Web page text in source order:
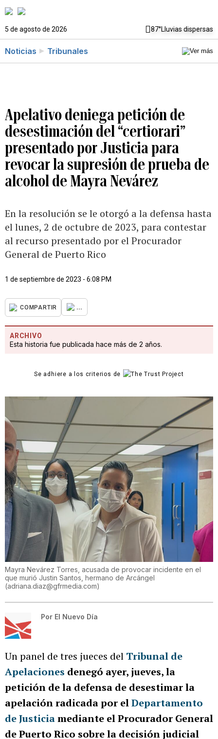
5 de agosto de 2026 87°Lluvias dispersas
Noticias Tribunales
Apelativo deniega petición de
desestimación del “certiorari”
presentado por Justicia para
revocar la supresión de prueba de
alcohol de Mayra Nevárez
En la resolución se le otorgó a la defensa hasta
el lunes, 2 de octubre de 2023, para contestar
al recurso presentado por el Procurador
General de Puerto Rico
1 de septiembre de 2023 - 6:08 PM
COMPARTIR ...
ARCHIVO
Esta historia fue publicada hace más de 2 años.
Se adhiere a los criterios de
Mayra Nevárez Torres, acusada de provocar incidente en el
que murió Justin Santos, hermano de Arcángel
(adriana.diaz@gfrmedia.com)
Por El Nuevo Día
Un panel de tres jueces del Tribunal de
Apelaciones denegó ayer, jueves, la
petición de la defensa de desestimar la
apelación radicada por elDepartamento
de Justiciamediante el Procurador General
de Puerto Rico sobre la decisión judicial